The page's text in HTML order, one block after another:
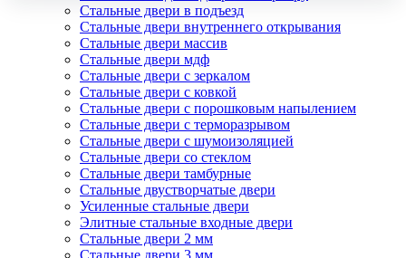
Стальные двери в подъезд
Стальные двери внутреннего открывания
Стальные двери массив
Стальные двери мдф
Стальные двери с зеркалом
Стальные двери с ковкой
Стальные двери с порошковым напылением
Стальные двери с терморазрывом
Стальные двери с шумоизоляцией
Стальные двери со стеклом
Стальные двери тамбурные
Стальные двустворчатые двери
Усиленные стальные двери
Элитные стальные входные двери
Стальные двери 2 мм
Стальные двери 3 мм
использования систем аналитики (например,
Яндекс.Метрика), в соответствии с нашейПолитикой
обработки персональных данных.
Если вы не хотите, чтобы ваши данные обрабатывались,
настройте ограничения в браузере или покиньте сайт.